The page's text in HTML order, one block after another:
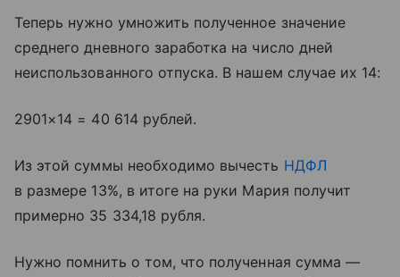
Теперь нужно умножить полученное значение
среднего дневного заработка на число дней
неиспользованного отпуска. В нашем случае их 14:
2901×14 = 40 614 рублей.
Из этой суммы необходимо вычесть НДФЛ
в размере 13%, в итоге на руки Мария получит
примерно 35 334,18 рубля.
Нужно помнить о том, что полученная сумма —